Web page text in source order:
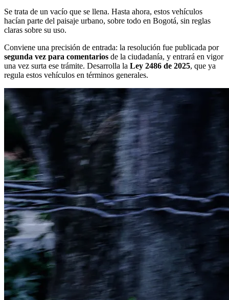
Se trata de un vacío que se llena. Hasta ahora, estos vehículos
hacían parte del paisaje urbano, sobre todo en Bogotá, sin reglas
claras sobre su uso.
Conviene una precisión de entrada: la resolución fue publicada por
segunda vez para comentarios de la ciudadanía, y entrará en vigor
una vez surta ese trámite. Desarrolla la Ley 2486 de 2025, que ya
regula estos vehículos en términos generales.